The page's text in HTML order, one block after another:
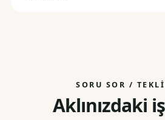
SORU SOR /
Aklınızdaki